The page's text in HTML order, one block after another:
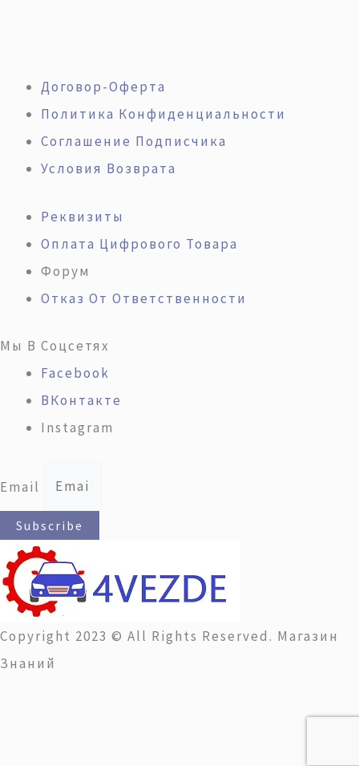
Договор-Оферта
Политика Конфиденциальности
Соглашение Подписчика
Условия Возврата
Реквизиты
Оплата Цифрового Товара
Форум
Отказ От Ответственности
Мы В Соцсетях
Facebook
ВКонтакте
Instagram
Email
Subscribe
Copyright 2023 © All Rights Reserved. Магазин
Знаний